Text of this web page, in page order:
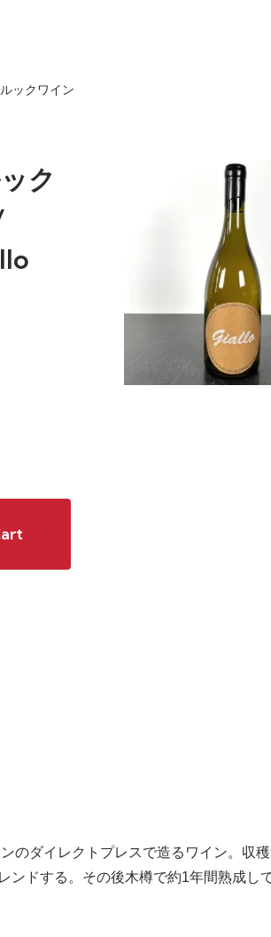
ックワイン
ク
のダイレクトプレスで造るワイン。収
ンドする。その後木樽で約1年間熟成し